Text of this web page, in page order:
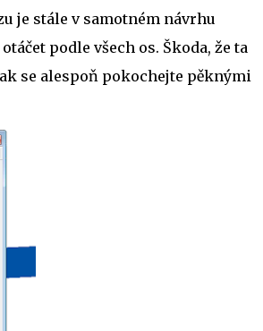
je stále v samotném návrhu
podle všech os. Škoda, že ta
se alespoň pokochejte pěknými